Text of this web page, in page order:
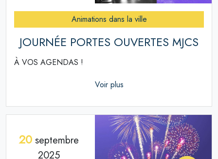
Animations dans la ville
JOURNÉE PORTES OUVERTES MJCS
À VOS AGENDAS !
Voir plus
20 septembre
2025